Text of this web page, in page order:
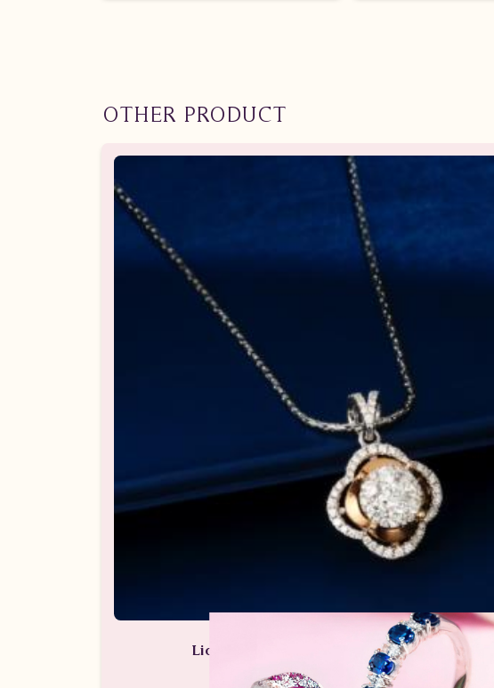
OTHER PRODUCT
Liontin Berlian Wanita ARL.P102917.R1 sdSN
Perhiasan Berlian / Liontin Berlian Wanita